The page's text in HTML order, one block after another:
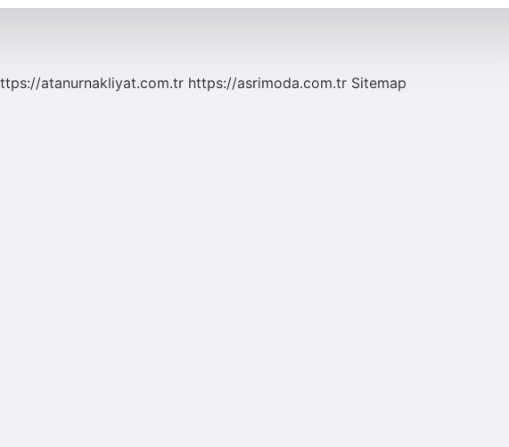
atanurnakliyat.com.tr https://asrimoda.com.tr Sitemap